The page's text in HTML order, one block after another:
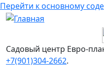
Перейти к основному
Садовый центр Евро-
+7(901)304-2662.